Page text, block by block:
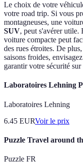
Le choix de votre
votre road trip. Si vous
montagneuses, une
SUV, peut s'avérer utile.
voiture compacte peut
des rues étroites. De
saisons froides,
garantir votre sécurité sur
Laboratoires Lehning
Laboratoires Lehning
6.45 EURVoir le prix
Puzzle Travel around
Puzzle FR